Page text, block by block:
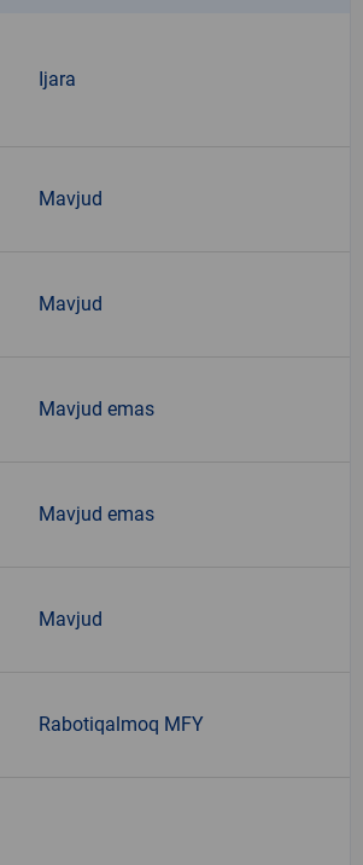
Ijara
Mavjud
Mavjud
Mavjud emas
Mavjud emas
Mavjud
Rabotiqalmoq MFY